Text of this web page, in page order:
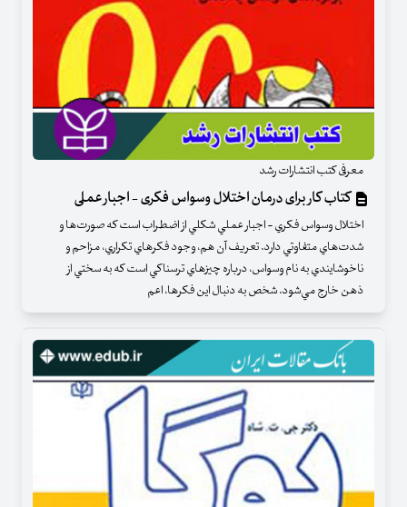
معرفی کتب انتشارات رشد
کتاب کار برای درمان اختلال وسواس فکری - اجبار عملی
اختلال وسواس فكري - اجبار عملي شكلي از اضطراب است كه صورت‌ها و
شدت‌هاي متفاوتي دارد. تعريف آن هم، وجود فكرهاي تكراري، مزاحم و
ناخوشايندي به نام وسواس، درباره چيزهاي ترسناكي است كه به سختي از
ذهن خارج مي‌شود. شخص به دنبال اين فكرها، اعم